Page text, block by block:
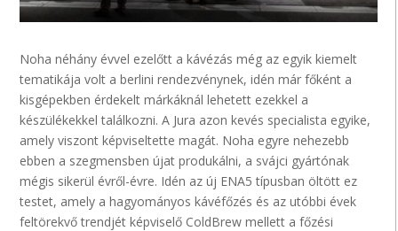
Noha néhány évvel ezelőtt a kávézás még az egyik kiemelt
tematikája volt a berlini rendezvénynek, idén már főként a
kisgépekben érdekelt márkáknál lehetett ezekkel a
készülékekkel találkozni. A Jura azon kevés specialista egyike,
amely viszont képviseltette magát. Noha egyre nehezebb
ebben a szegmensben újat produkálni, a svájci gyártónak
mégis sikerül évről-évre. Idén az új ENA5 típusban öltött ez
testet, amely a hagyományos kávéfőzés és az utóbbi évek
feltörekvő trendjét képviselő ColdBrew mellett a főzési